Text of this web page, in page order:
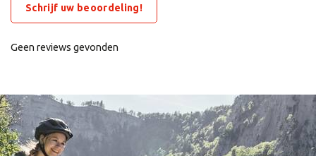
Schrijf uw beoordeling!
Geen reviews gevonden